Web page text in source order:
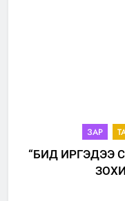
ЗАР
“БИД ИРГЭДЭЭ